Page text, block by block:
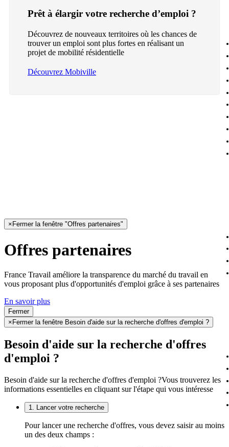
Prêt à élargir votre recherche d’emploi ?
Découvrez de nouveaux territoires où les chances de
trouver un emploi sont plus fortes en réalisant un
projet de mobilité résidentielle
Découvrez Mobiville
× Fermer la fenêtre "Offres partenaires"
Offres partenaires
France Travail améliore la transparence du marché du travail en
vous proposant plus d'opportunités d'emploi grâce à ses partenaires
En savoir plus
Fermer
× Fermer la fenêtre Besoin d'aide sur la recherche d'offres d'emploi ?
Besoin d'aide sur la recherche d'offres
d'emploi ?
Besoin d'aide sur la recherche d'offres d'emploi ?Vous trouverez les
informations essentielles en cliquant sur l'étape qui vous intéresse
1. Lancer votre recherche
Pour lancer une recherche d'offres, vous devez saisir au moins
un des deux champs :